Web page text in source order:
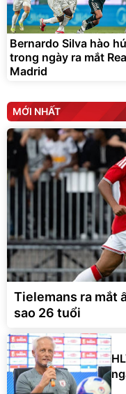
Bernardo Silva hào
trong ngày ra mắt
Madrid
MỚI NHẤT
Tielemans ra mắt
sao 26 tuổi